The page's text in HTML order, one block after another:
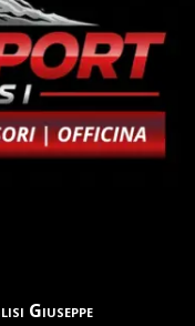
Giuseppe